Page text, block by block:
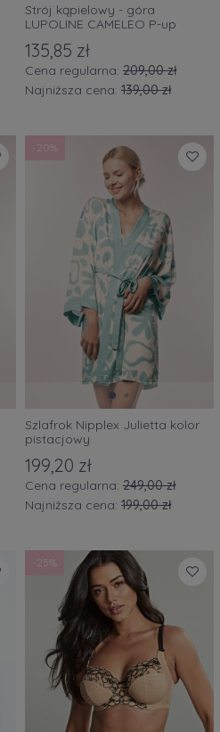
Strój kąpielowy - góra
LUPOLINE CAMELEO P-up
135,85 zł
Cena regularna: 209,00 zł
Najniższa cena: 139,00 zł
Szlafrok Nipplex Julietta kolor
pistacjowy
199,20 zł
Cena regularna: 249,00 zł
Najniższa cena: 199,00 zł
-20%
-25%